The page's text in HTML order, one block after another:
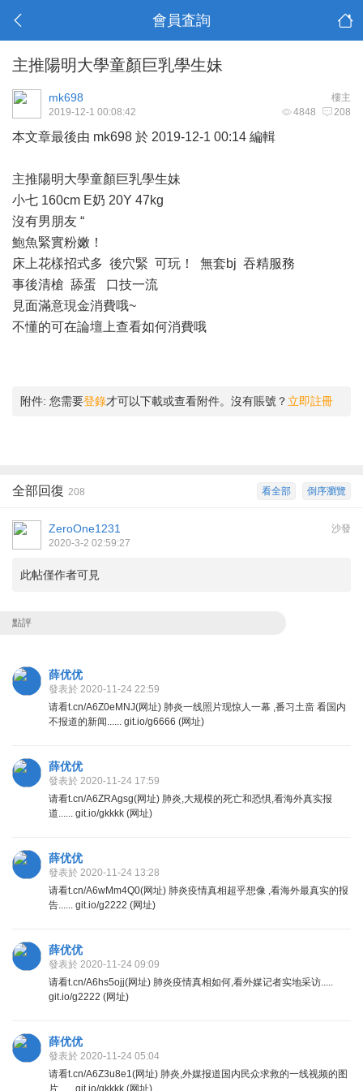
會員査詢
主推陽明大學童顏巨乳學生妹
樓主
mk698
4848 208
2019-12-1 00:08:42
本文章最後由 mk698 於 2019-12-1 00:14 編輯
主推陽明大學童顏巨乳學生妹
小七 160cm E奶 20Y 47kg
沒有男朋友 “
鮑魚緊實粉嫩！
床上花樣招式多 後穴緊 可玩！ 無套bj 吞精服務
事後清槍 舔蛋 口技一流
見面滿意現金消費哦~
不懂的可在論壇上查看如何消費哦
附件: 您需要登錄才可以下載或查看附件。沒有賬號？ 立即註冊
倒序瀏覽
看全部
全部回復 208
沙發
ZeroOne1231
2020-3-2 02:59:27
此帖僅作者可見
點評
薛优优
發表於 2020-11-24 22:59
请看t.cn/A6Z0eMNJ(网址) 肺炎一线照片现惊人一幕 ,番习土啬 看国内
不报道的新闻...... git.io/g6666 (网址)
薛优优
發表於 2020-11-24 17:59
请看t.cn/A6ZRAgsg(网址) 肺炎,大规模的死亡和恐惧,看海外真实报
道...... git.io/gkkkk (网址)
薛优优
發表於 2020-11-24 13:28
请看t.cn/A6wMm4Q0(网址) 肺炎疫情真相超乎想像 ,看海外最真实的报
告...... git.io/g2222 (网址)
薛优优
發表於 2020-11-24 09:09
请看t.cn/A6hs5ojj(网址) 肺炎疫情真相如何,看外媒记者实地采访.....
git.io/g2222 (网址)
薛优优
發表於 2020-11-24 05:04
请看t.cn/A6Z3u8e1(网址) 肺炎,外媒报道国内民众求救的一线视频的图
片...... git.io/gkkkk (网址)